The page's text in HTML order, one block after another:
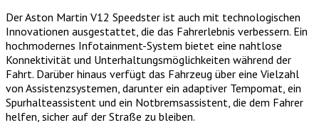
Der Aston Martin V12 Speedster ist auch mit technologischen
Innovationen ausgestattet, die das Fahrerlebnis verbessern. Ein
hochmodernes Infotainment-System bietet eine nahtlose
Konnektivität und Unterhaltungsmöglichkeiten während der
Fahrt. Darüber hinaus verfügt das Fahrzeug über eine Vielzahl
von Assistenzsystemen, darunter ein adaptiver Tempomat, ein
Spurhalteassistent und ein Notbremsassistent, die dem Fahrer
helfen, sicher auf der Straße zu bleiben.